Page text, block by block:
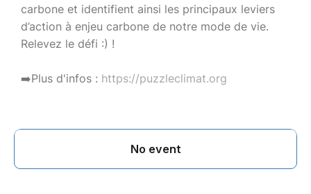
carbone et identifient ainsi les principaux leviers
d’action à enjeu carbone de notre mode de vie.
Relevez le défi :) !
➡️Plus d'infos : https://puzzleclimat.org